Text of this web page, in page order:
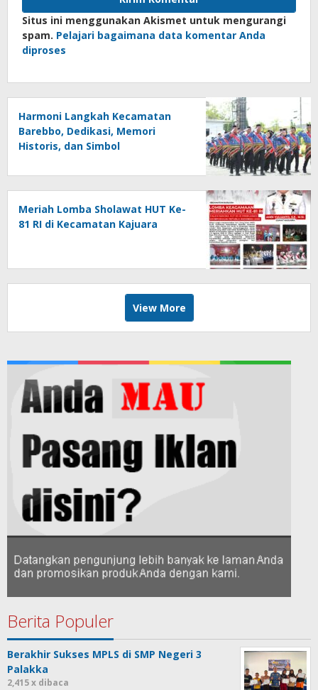
Situs ini menggunakan Akismet untuk mengurangi
spam. Pelajari bagaimana data komentar Anda
diproses
Harmoni Langkah Kecamatan
Barebbo, Dedikasi, Memori
Historis, dan Simbol
Meriah Lomba Sholawat HUT Ke-
81 RI di Kecamatan Kajuara
View More
Berita Populer
Berakhir Sukses MPLS di SMP Negeri 3
Palakka
2,415 x dibaca